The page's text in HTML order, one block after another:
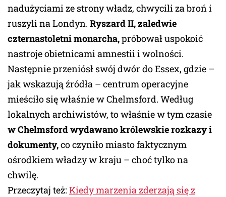
nadużyciami ze strony władz, chwycili za broń i
ruszyli na Londyn. Ryszard II, zaledwie
czternastoletni monarcha,próbował uspokoić
nastroje obietnicami amnestii i wolności.
Następnie przeniósł swój dwór do Essex, gdzie –
jak wskazują źródła – centrum operacyjne
mieściło się właśnie w Chelmsford. Według
lokalnych archiwistów, to właśnie w tym czasie
w Chelmsford wydawano królewskie rozkazy i
dokumenty,co czyniło miasto faktycznym
ośrodkiem władzy w kraju – choć tylko na
chwilę.
Przeczytaj też: Kiedy marzenia zderzają się z